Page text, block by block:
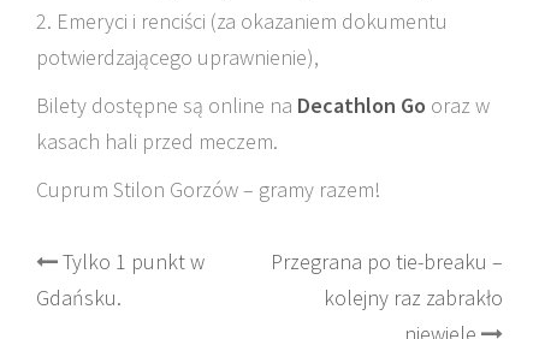
2. Emeryci i renciści (za okazaniem dokumentu
potwierdzającego uprawnienie),
Bilety dostępne są online na Decathlon Go oraz w
kasach hali przed meczem.
Cuprum Stilon Gorzów – gramy razem!
Post
navigation
Tylko 1 punkt w
Gdańsku.
Przegrana po tie-breaku –
kolejny raz zabrakło